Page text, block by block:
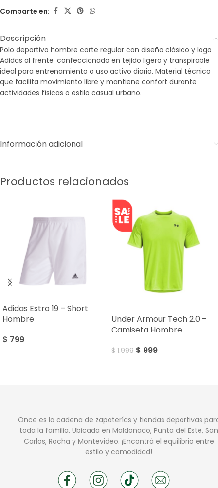
Comparte en:
Descripción
Polo deportivo hombre corte regular con diseño clásico y logo
Adidas al frente, confeccionado en tejido ligero y transpirable
ideal para entrenamiento o uso activo diario. Material técnico
que facilita movimiento libre y mantiene confort durante
actividades físicas o estilo casual urbano.
Información adicional
Productos relacionados
Adidas Estro 19 – Short
Hombre
$ 799
Under Armour Tech 2.0 –
Camiseta Hombre
$1.999 $ 999
Once es la cadena de zapaterías y tiendas deportivas
toda la familia. Ubicada en Maldonado, Punta del Este, San
Carlos, Rocha y Montevideo. ¡Encontrá el equilibrio entre
estilo y comodidad!